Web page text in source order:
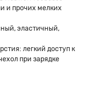
и прочих мелких
эластичный,
легкий доступ к
при зарядке